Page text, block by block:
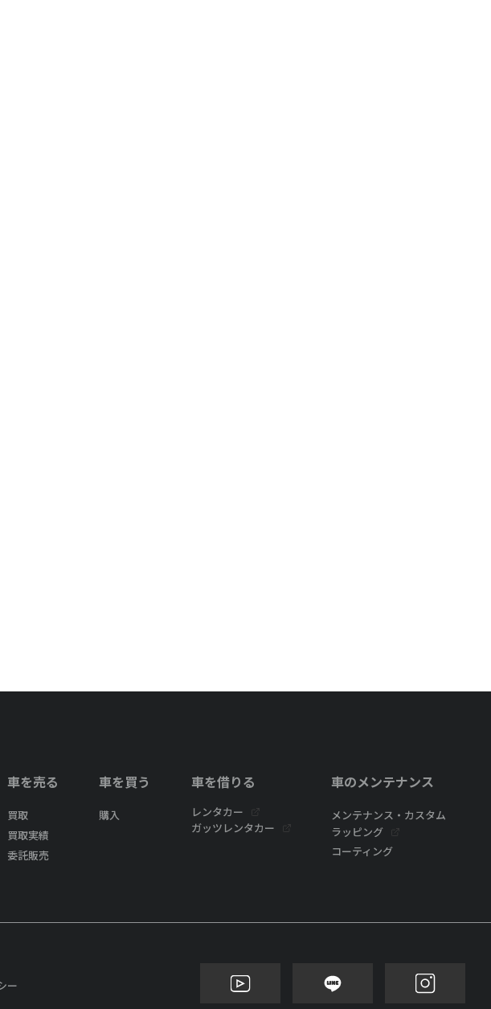
車を売る
買取
買取実績
委託販売
車を買う
購入
車を借りる
レンタカー
ガッツレンタカー
車のメンテナンス
メンテナンス・カスタム
ラッピング
コーティング
ー